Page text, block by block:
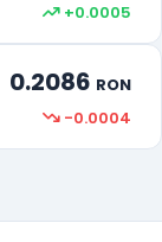
+0.0005
0.2086 RON
-0.0004